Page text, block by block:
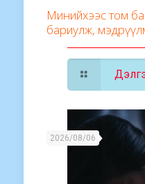
Минийхээс том
бариулж,
2026/08/06